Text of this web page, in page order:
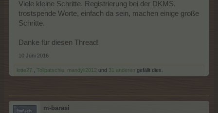
Viele kleine Schritte, Registrierung bei der DKMS,
trostspende Worte, einfach da sein, machen einige große
Schritte.
Danke für diesen Thread!
10 Juni 2016
lotte27. Tollpatschie mandyli2012 und 31 anderen gefällt dies.
m-barasi